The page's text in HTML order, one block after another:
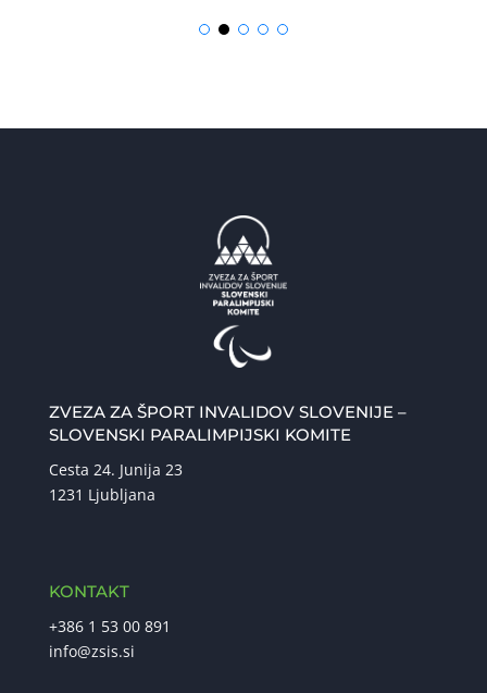
ZVEZA ZA ŠPORT INVALIDOV SLOVENIJE –
SLOVENSKI PARALIMPIJSKI KOMITE
Cesta 24. Junija 23
1231 Ljubljana
KONTAKT
+386 1 53 00 891
info@zsis.si